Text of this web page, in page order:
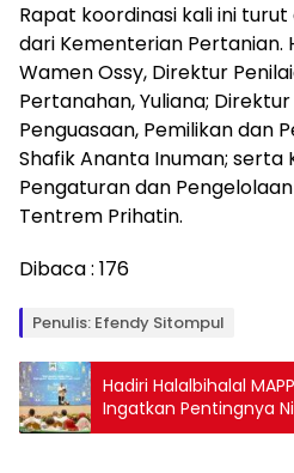
Rapat koordinasi kali ini
dari Kementerian Pertanian.
Wamen Ossy, Direktur
Pertanahan, Yuliana;
Penguasaan, Pemilikan dan
Shafik Ananta Inuman;
Pengaturan dan
Tentrem Prihatin.
Dibaca : 176
Penulis: Efendy Sitompul
Hadiri Halalbihalal
Ingatkan Pentingnya
Profesi Penilai